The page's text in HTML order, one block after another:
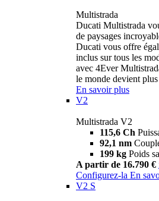
Multistrada
Ducati Multistrada
de paysages
Ducati vous offre
inclus sur tous les
avec 4Ever
le monde devient
En savoir plus
V2
Multistrada V2
115,6 Ch
92,1 nm
199 kg Poids
A partir de 16.790 €
Configurez-la En
V2 S